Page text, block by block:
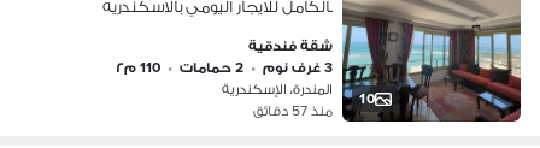
10
بالكامل للايجار اليومي بالاسكندريه
شقة فندقية
3 غرف نوم
• 2 حمامات • 110 م٢
المندرة، الإسكندرية
منذ 57 دقائق